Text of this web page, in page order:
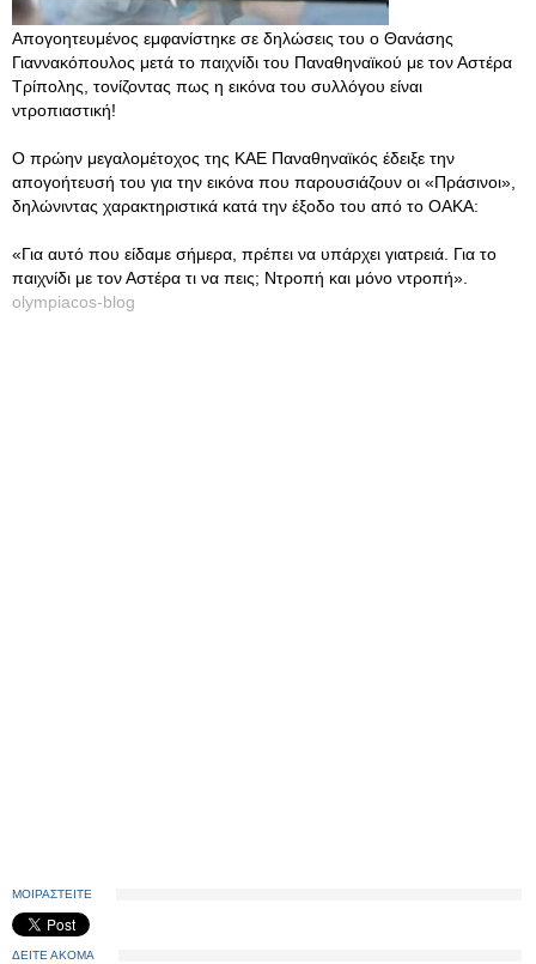
Απογοητευμένος εμφανίστηκε σε δηλώσεις του ο Θανάσης
Γιαννακόπουλος μετά το παιχνίδι του Παναθηναϊκού με τον Αστέρα
Τρίπολης, τονίζοντας πως η εικόνα του συλλόγου είναι
ντροπιαστική!
Ο πρώην μεγαλομέτοχος της ΚΑΕ Παναθηναϊκός έδειξε την
απογοήτευσή του για την εικόνα που παρουσιάζουν οι «Πράσινοι»,
δηλώνιντας χαρακτηριστικά κατά την έξοδο του από το ΟΑΚΑ:
«Για αυτό που είδαμε σήμερα, πρέπει να υπάρχει γιατρειά. Για το
παιχνίδι με τον Αστέρα τι να πεις; Ντροπή και μόνο ντροπή».
olympiacos-blog
ΜΟΙΡΑΣΤΕΙΤΕ
ΔΕΙΤΕ ΑΚΟΜΑ